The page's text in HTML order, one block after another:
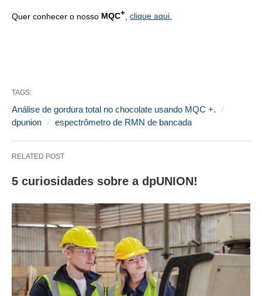
Quer conhecer o nosso MQC+ clique aqui.
TAGS:
Análise de gordura total no chocolate usando MQC +.
dpunion
espectrômetro de RMN de bancada
RELATED POST
5 curiosidades sobre a dpUNION!